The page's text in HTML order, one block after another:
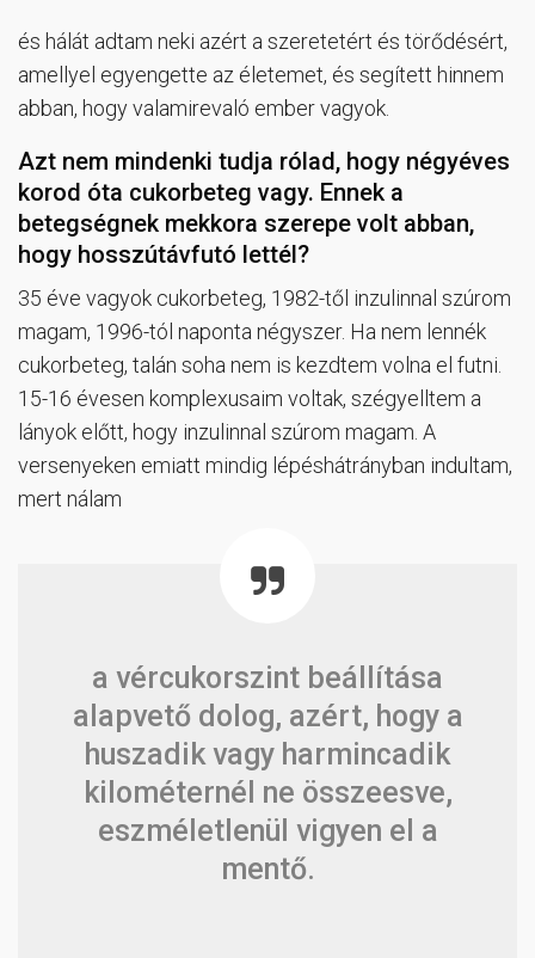
és hálát adtam neki azért a szeretetért és törődésért,
amellyel egyengette az életemet, és segített hinnem
abban, hogy valamirevaló ember vagyok.
Azt nem mindenki tudja rólad, hogy négyéves
korod óta cukorbeteg vagy. Ennek a
betegségnek mekkora szerepe volt abban,
hogy hosszútávfutó lettél?
35 éve vagyok cukorbeteg, 1982-től inzulinnal szúrom
magam, 1996-tól naponta négyszer. Ha nem lennék
cukorbeteg, talán soha nem is kezdtem volna el futni.
15-16 évesen komplexusaim voltak, szégyelltem a
lányok előtt, hogy inzulinnal szúrom magam. A
versenyeken emiatt mindig lépéshátrányban indultam,
mert nálam
a vércukorszint beállítása
alapvető dolog, azért, hogy a
huszadik vagy harmincadik
kilométernél ne összeesve,
eszméletlenül vigyen el a
mentő.